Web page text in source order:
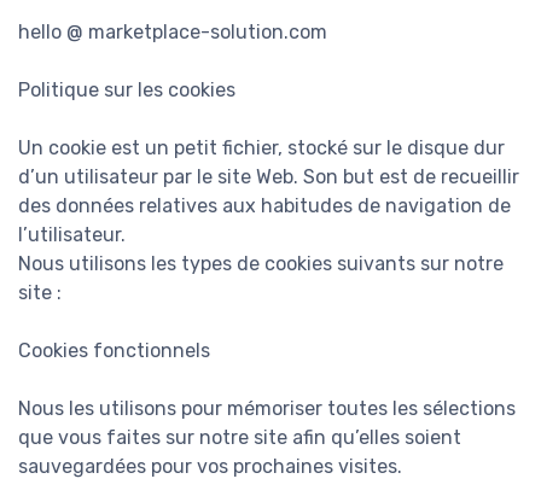
hello @ marketplace-solution.com
Politique sur les cookies
Un cookie est un petit fichier, stocké sur le disque dur
d’un utilisateur par le site Web. Son but est de recueillir
des données relatives aux habitudes de navigation de
l’utilisateur.
Nous utilisons les types de cookies suivants sur notre
site :
Cookies fonctionnels
Nous les utilisons pour mémoriser toutes les sélections
que vous faites sur notre site afin qu’elles soient
sauvegardées pour vos prochaines visites.